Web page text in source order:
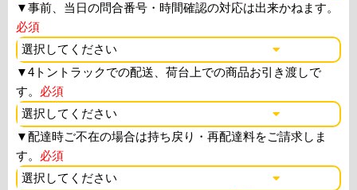
▼事前、当日の問合番号・時間確認の対応は出来かねます。
必須
▼4トントラックでの配送、荷台上での商品お引き渡しで
す。 必須
▼配達時ご不在の場合は持ち戻り・再配達料をご請求しま
す。 必須